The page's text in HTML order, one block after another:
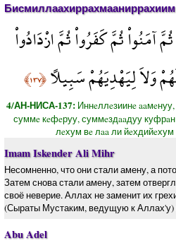
Бисмиллаахиррахмааниррахиим
آمَنُواْ ثُمَّ كَفَرُواْ ثُمَّ ازْدَادُواْ
وَلاَ لِيَهْدِيَهُمْ سَبِيلاً﴿١٣٧﴾
4/АН-НИСА-137: Иннeллeзиинe
суммe кeфeруу, суммeздaaдуу
лeхум вe лaa ли йeхдийeхум
Imam Iskender Ali Mihr
Несомненно, что они стали амену, а
Затем снова стали амену, затем
своё неверие. Аллах не заменит их
(Сыраты Мустаким, ведущую к Аллах'у)
Abu Adel